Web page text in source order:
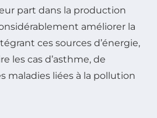
part dans la production
améliorer la
ces sources d’énergie,
les cas d’asthme, de
maladies liées à la pollution